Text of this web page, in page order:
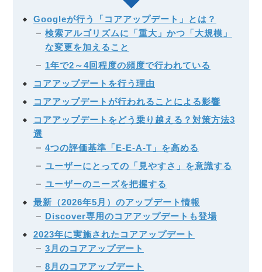
Googleが行う「コアアップデート」とは？
検索アルゴリズムに「重大」かつ「大規模」
な変更を加えること
1年で2～4回程度の頻度で行われている
コアアップデートを行う理由
コアアップデートが行われることによる影響
コアアップデートをどう乗り越える？対策方法3
選
4つの評価基準「E-E-A-T」を高める
ユーザーにとっての「見やすさ」を意識する
ユーザーのニーズを把握する
最新（2026年5月）のアップデート情報
Discover専用のコアアップデートも登場
2023年に実施されたコアアップデート
3月のコアアップデート
8月のコアアップデート